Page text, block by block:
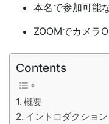
本名で参加可能
ZOOMでカメラ
Contents
概要
イントロダクショ